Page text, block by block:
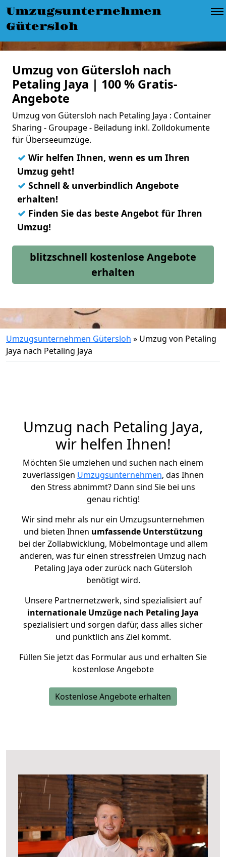
Umzugsunternehmen
Gütersloh
Umzug von Gütersloh nach
Petaling Jaya | 100 % Gratis-
Angebote
Umzug von Gütersloh nach Petaling Jaya : Container
Sharing - Groupage - Beiladung inkl. Zolldokumente
für Überseeumzüge.
✓ Wir helfen Ihnen, wenn es um Ihren
Umzug geht!
✓ Schnell & unverbindlich Angebote
erhalten!
✓ Finden Sie das beste Angebot für Ihren
Umzug!
blitzschnell kostenlose Angebote
erhalten
Umzugsunternehmen Gütersloh » Umzug von Petaling
Jaya nach Petaling Jaya
Umzug nach Petaling Jaya,
wir helfen Ihnen!
Möchten Sie umziehen und suchen nach einem
zuverlässigen Umzugsunternehmen, das Ihnen
den Stress abnimmt? Dann sind Sie bei uns
genau richtig!
Wir sind mehr als nur ein Umzugsunternehmen
und bieten Ihnen umfassende Unterstützung
bei der Zollabwicklung, Möbelmontage und allem
anderen, was für einen stressfreien Umzug nach
Petaling Jaya oder zurück nach Gütersloh
benötigt wird.
Unsere Partnernetzwerk, sind spezialisiert auf
internationale Umzüge nach Petaling Jaya
spezialisiert und sorgen dafür, dass alles sicher
und pünktlich ans Ziel kommt.
Füllen Sie jetzt das Formular aus und erhalten Sie
kostenlose Angebote
Kostenlose Angebote erhalten